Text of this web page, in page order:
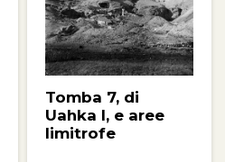
Tomba 7, di
Uahka I, e aree
limitrofe